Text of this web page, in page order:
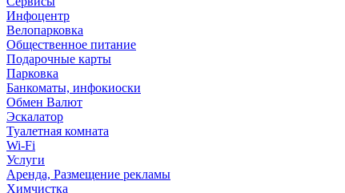
Инфоцентр
Велопарковка
Общественное питание
Подарочные карты
Парковка
Банкоматы, инфокиоски
Обмен Валют
Эскалатор
Туалетная комната
Wi-Fi
Услуги
Аренда, Размещение рекламы
Химчистка